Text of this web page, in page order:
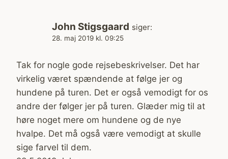
John Stigsgaard siger:
28. maj 2019 kl. 09:25
Tak for nogle gode rejsebeskrivelser. Det har
virkelig været spændende at følge jer og
hundene på turen. Det er også vemodigt for os
andre der følger jer på turen. Glæder mig til at
høre noget mere om hundene og de nye
hvalpe. Det må også være vemodigt at skulle
sige farvel til dem.